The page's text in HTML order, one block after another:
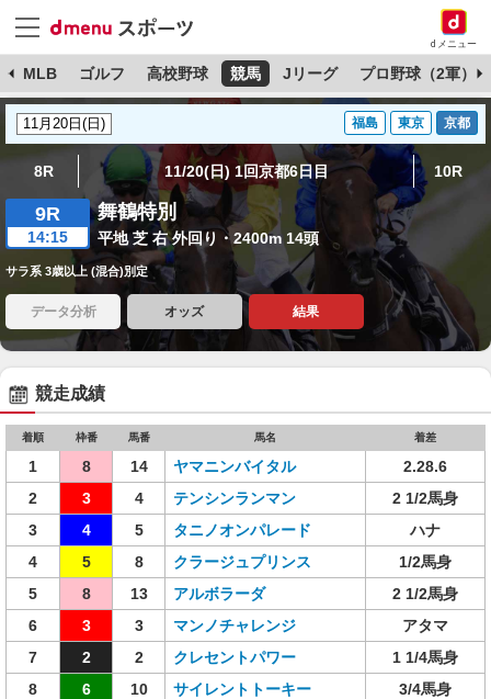
dメニュー
MLB ゴルフ 高校野球 競馬 Jリーグ プロ野球（2軍）
福島 東京 京都
8R 11/20(日) 1回京都6日目 10R
9R
14:15
舞鶴特別
平地 芝 右 外回り・2400m 14頭
サラ系 3歳以上 (混合)別定
データ分析 オッズ 結果
競走成績
着順 枠番 馬番 馬名 着差
1 8 14 ヤマニンバイタル
2.28.6
2
3 4 テンシンランマン
2 1/2馬身
3
4 5 タニノオンパレード
ハナ
4
5 8 クラージュプリンス
1/2馬身
5
8 13 アルボラーダ
2 1/2馬身
6
3 3 マンノチャレンジ
アタマ
7
2 2 クレセントパワー
1 1/4馬身
8
6 10 サイレントトーキー
3/4馬身